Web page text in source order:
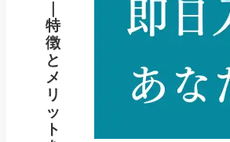
特
徴
と
メ
リ
ッ
ト